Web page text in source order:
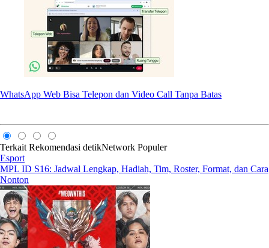
WhatsApp Web Bisa Telepon dan Video Call Tanpa Batas
Terkait Rekomendasi detikNetwork Populer
Esport
MPL ID S16: Jadwal Lengkap, Hadiah, Tim, Roster, Format, dan Cara
Nonton